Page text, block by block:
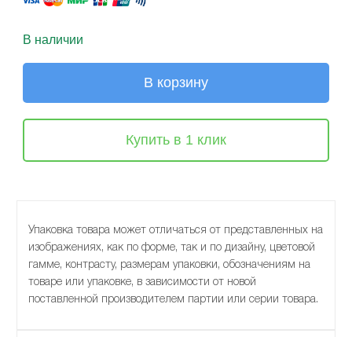
В наличии
В корзину
Купить в 1 клик
Упаковка товара может отличаться от представленных на
изображениях, как по форме, так и по дизайну, цветовой
гамме, контрасту, размерам упаковки, обозначениям на
товаре или упаковке, в зависимости от новой
поставленной производителем партии или серии товара.